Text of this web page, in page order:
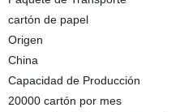
cartón de papel
Origen
China
Capacidad de Producción
20000 cartón por mes